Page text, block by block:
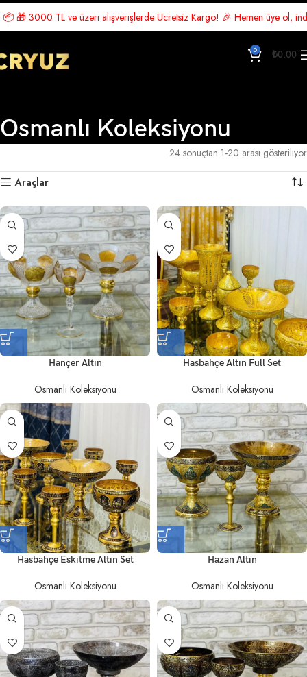
Ücretsiz Kargo! 🎉 Hemen üye ol, indirimden yararlan 🛍️
0 ₺0.00
Osmanlı Koleksiyonu
24 sonuçtan 1-20 arası gösteriliyor
Araçlar
Hançer Altın
Osmanlı Koleksiyonu
Hasbahçe Altın Full Set
Osmanlı Koleksiyonu
Hasbahçe Eskitme Altın Set
Osmanlı Koleksiyonu
Hazan Altın
Osmanlı Koleksiyonu